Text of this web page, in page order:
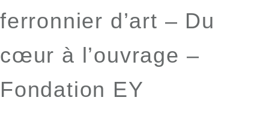
ferronnier d’art – Du
cœur à l’ouvrage –
Fondation EY